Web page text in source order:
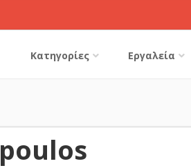
Κατηγορίες Εργαλεία